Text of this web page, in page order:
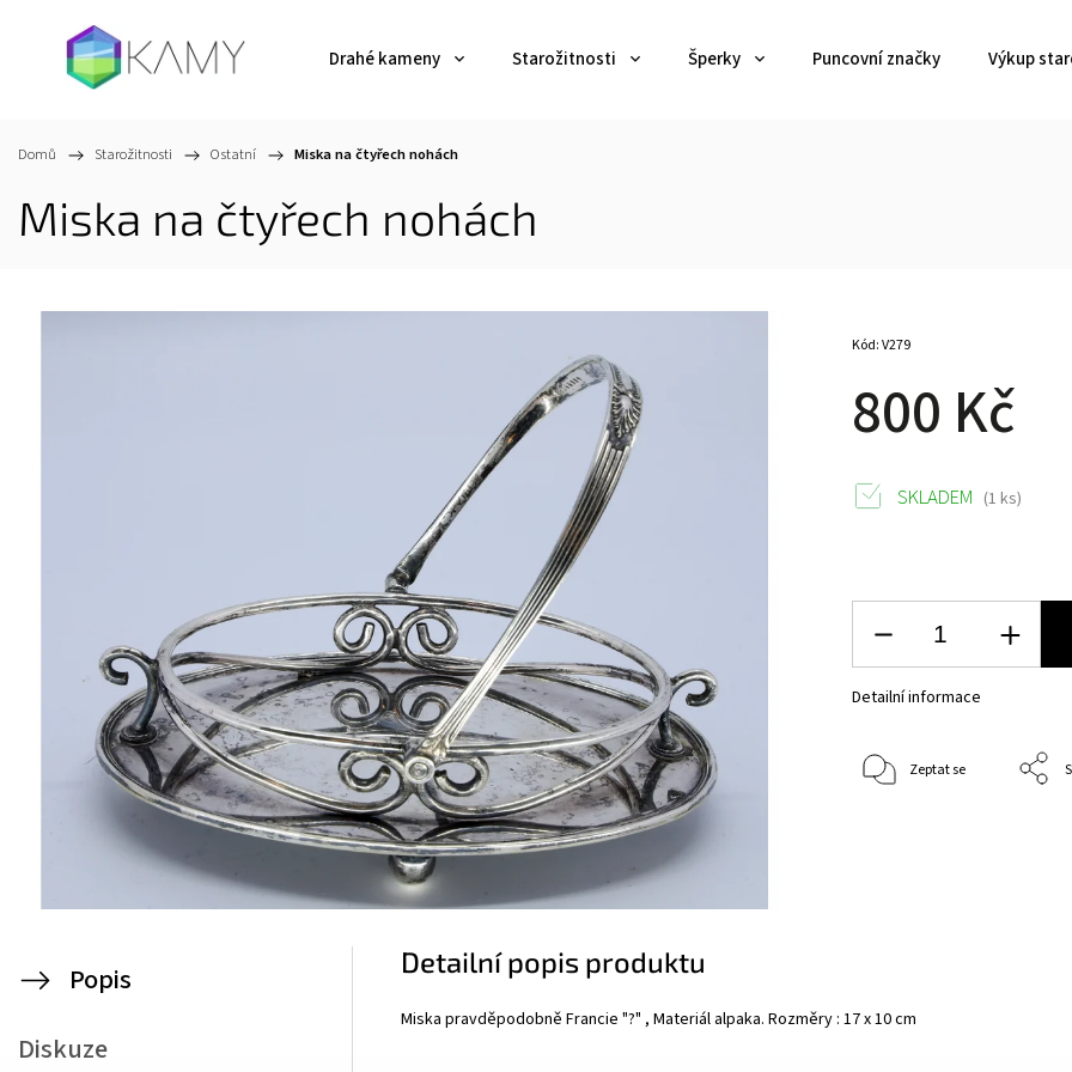
Drahé kameny Starožitnosti Šperky Puncovní značky Výkup
Domů / Starožitnosti / Ostatní / Miska na čtyřech nohách
Miska na čtyřech nohách
800 Kč
Kód:V279
SKLADEM (1 ks)
Detailní informace
Zeptat se
Popis
Diskuze
Detailní popis produktu
Miska pravděpodobně Francie "?" , Materiál alpaka. Rozměry : 17 x 10 cm